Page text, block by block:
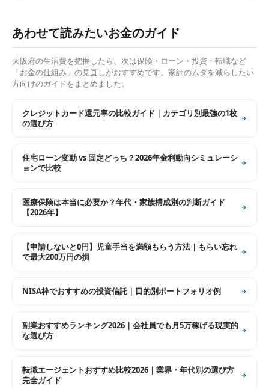
あわせて読みたいお金のガイド
大阪府の生活費を把握したら、次は保険・ローン・投資・転職など
「お金の仕組み」の見直しがおすすめです。家計のムダを減らしたい
方向けのガイドをまとめました。
クレジットカード還元率の比較ガイド｜カテゴリ別最強の1枚
の選び方
住宅ローン変動 vs 固定どっち？2026年金利動向シミュレーシ
ョンで比較
医療保険は本当に必要か？年代・家族構成別の判断ガイド
【2026年】
【申請しないと0円】児童手当を満額もらう方法｜もらい忘れ
で最大200万円の損
NISA枠でおすすめの投資信託｜目的別ポートフォリオ例
副業おすすめランキング2026｜会社員でも月5万稼げる現実的
な選び方
転職エージェントおすすめ比較2026｜業界・年代別の選び方
完全ガイド